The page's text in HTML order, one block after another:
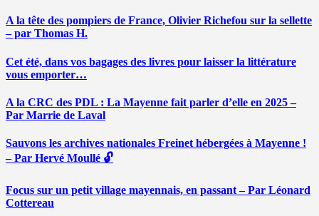
A la tête des pompiers de France, Olivier Richefou sur la sellette
– par Thomas H.
Cet été, dans vos bagages des livres pour laisser la littérature
vous emporter…
A la CRC des PDL : La Mayenne fait parler d’elle en 2025 –
Par Marrie de Laval
Sauvons les archives nationales Freinet hébergées à Mayenne !
– Par Hervé Moullé 🔓
Focus sur un petit village mayennais, en passant – Par Léonard
Cottereau